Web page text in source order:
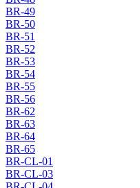
BR-49
BR-50
BR-51
BR-52
BR-53
BR-54
BR-55
BR-56
BR-62
BR-63
BR-64
BR-65
BR-CL-01
BR-CL-03